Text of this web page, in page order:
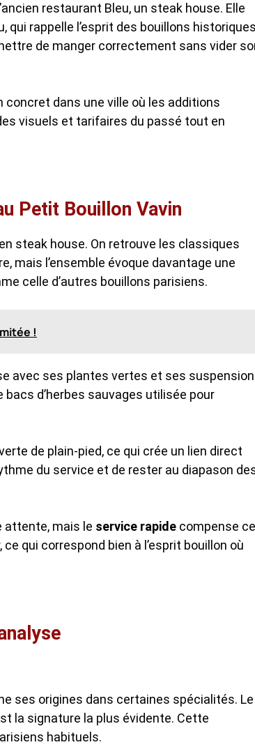
restaurant Bleu, un steak house. Elle
rappelle l’esprit des bouillons
de manger correctement sans vider
dans une ville où les additions
visuels et tarifaires du passé tout en
Petit Bouillon Vavin
steak house. On retrouve les classiques
mais l’ensemble évoque davantage une
celle d’autres bouillons parisiens.
!
avec ses plantes vertes et ses
bacs d’herbes sauvages utilisée pour
de plain-pied, ce qui crée un lien direct
du service et de rester au diapason
attente, mais le service rapide compense ce
qui correspond bien à l’esprit bouillon où
ses origines dans certaines spécialités. Le
la signature la plus évidente. Cette
habituels.